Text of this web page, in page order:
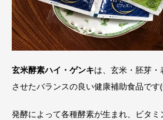
玄米酵素ハイ・ゲンキは、玄米・胚芽
させたバランスの良い健康補助食品で
発酵によって各種酵素が生まれ、ビタ